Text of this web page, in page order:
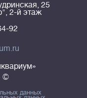
25
2-й этаж
92
©
данных